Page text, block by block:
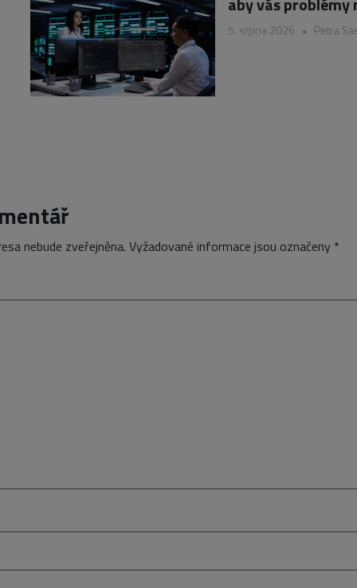
5. srpna 2026 • Petra
nebude zveřejněna. Vyžadované informace jsou označeny *